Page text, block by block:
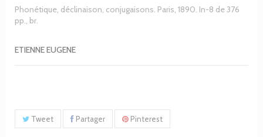
Phonétique, déclinaison, conjugaisons. Paris, 1890. In-8 de 376
pp., br.
ETIENNE EUGENE
Tweet Partager Pinterest